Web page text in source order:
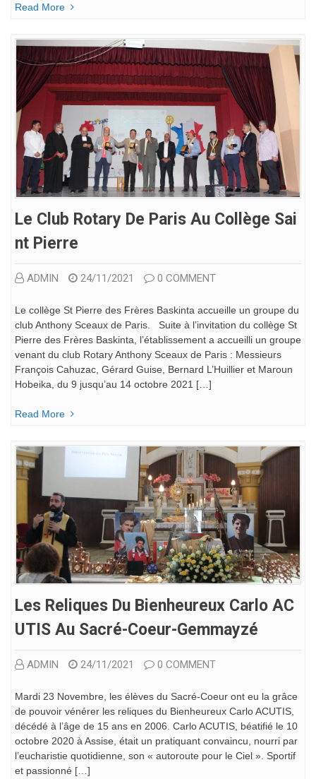
Read More
Le Club Rotary De Paris Au Collège Sai
Nt Pierre
ADMIN 24/11/2021 0 COMMENT
Le collège St Pierre des Frères Baskinta accueille un groupe du
club Anthony Sceaux de Paris. Suite à l’invitation du collège St
Pierre des Frères Baskinta, l’établissement a accueilli un groupe
venant du club Rotary Anthony Sceaux de Paris : Messieurs
François Cahuzac, Gérard Guise, Bernard L’Huillier et Maroun
Hobeika, du 9 jusqu’au 14 octobre 2021 […]
Read More
Les Reliques Du Bienheureux Carlo AC
UTIS Au Sacré-Coeur-Gemmayzé
ADMIN 24/11/2021 0 COMMENT
Mardi 23 Novembre, les élèves du Sacré-Coeur ont eu la grâce
de pouvoir vénérer les reliques du Bienheureux Carlo ACUTIS,
décédé à l’âge de 15 ans en 2006. Carlo ACUTIS, béatifié le 10
octobre 2020 à Assise, était un pratiquant convaincu, nourri par
l’eucharistie quotidienne, son « autoroute pour le Ciel ». Sportif
et passionné […]